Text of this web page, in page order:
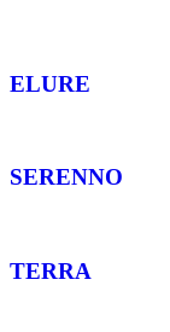
ELURE
SERENNO
TERRA